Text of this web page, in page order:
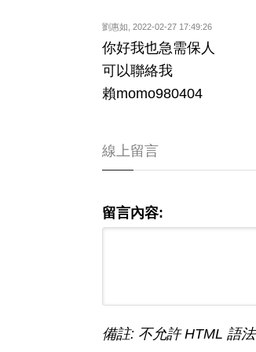
劉惠如 2022-02-27 17:49:26
你好我也急需保人
可以聯絡我
賴momo980404
線上留言
留言內容:
備註: 不允許 HTML 語法